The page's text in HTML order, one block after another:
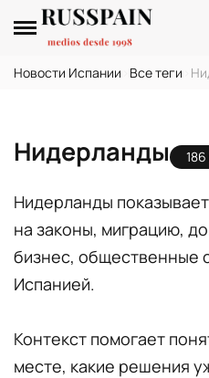
Новости Испании Все теги
Нидерланды
Нидерланды
на законы, миграцию,
бизнес, общественные
Испанией.
Контекст помогает
месте, какие решения